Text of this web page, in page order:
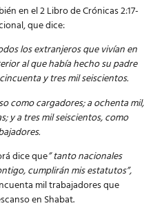
en el 2 Libro de Crónicas 2:17-
que dice:
los extranjeros que vivían en
al que había hecho su padre
y tres mil seiscientos.
como cargadores; a ochenta mil,
y a tres mil seiscientos, como
dice que” tanto nacionales
cumplirán mis estatutos”,
mil trabajadores que
en Shabat.